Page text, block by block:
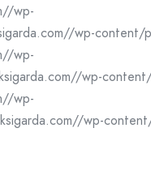
wp-
wp-content/
wp-
wp-
wp-
wp-